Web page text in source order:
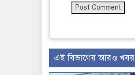
এই বিভাগের আরও খবর